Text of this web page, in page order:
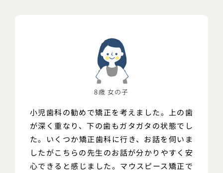
8歳 女の子
小児歯科の勧めで矯正を考えました。上の歯
が深く重なり、下の歯もガタガタの状態でし
た。いくつか矯正歯科に行き、お話を伺いま
したがこちらの先生のお話が分かりやすく安
心できると感じました。マウスピース矯正で